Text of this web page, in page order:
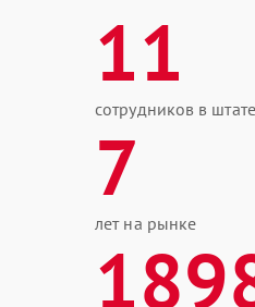
11
сотрудников в штате
7
лет на рынке